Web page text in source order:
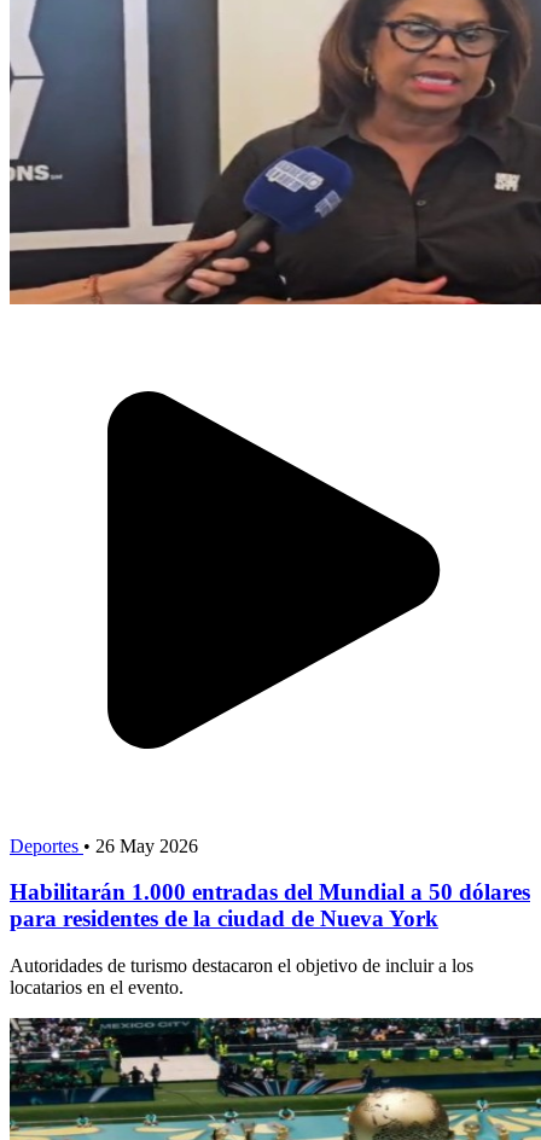
Deportes • 26 May 2026
Habilitarán 1.000 entradas del Mundial a 50 dólares
para residentes de la ciudad de Nueva York
Autoridades de turismo destacaron el objetivo de incluir a los
locatarios en el evento.